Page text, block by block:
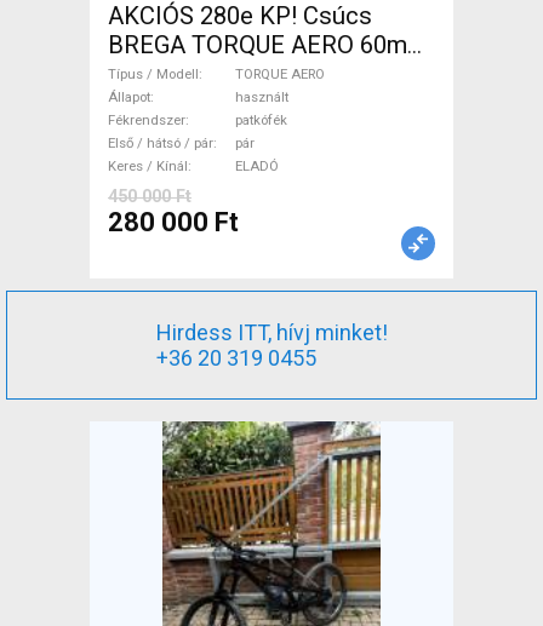
AKCIÓS 280e KP! Csúcs
BREGA TORQUE AERO 60mm
CARBON Carbon agyak
-1.430gr! TORQUE AERO
Országúti / Gravel / Triatlon
Alkatrész, Országúti Kerék /
Felni / Gumi használt ELADÓ
Típus / Modell
TORQUE AERO
Állapot
használt
Fékrendszer
patkófék
Első / hátsó / pár
pár
Keres / Kínál
ELADÓ
450 000 Ft
280 000 Ft
Hirdess ITT, hívj minket!
+36 20 319 0455